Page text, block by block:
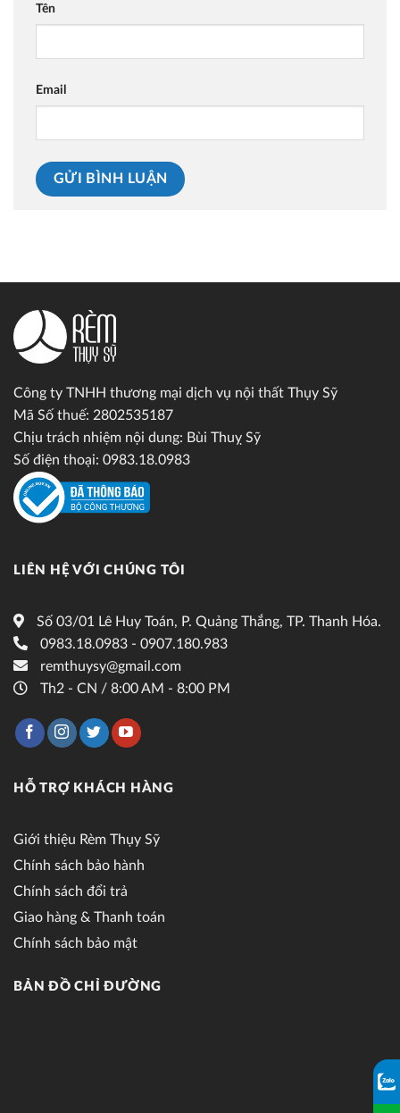
Tên
Email
Công ty TNHH thương mại dịch vụ nội thất Thụy Sỹ
Mã Số thuế: 2802535187
Chịu trách nhiệm nội dung: Bùi Thuỵ Sỹ
Số điện thoại: 0983.18.0983
LIÊN HỆ VỚI CHÚNG TÔI
Số 03/01 Lê Huy Toán, P. Quảng Thắng, TP. Thanh Hóa.
0983.18.0983 - 0907.180.983
remthuysy@gmail.com
Th2 - CN / 8:00 AM - 8:00 PM
HỖ TRỢ KHÁCH HÀNG
Giới thiệu Rèm Thụy Sỹ
Chính sách bảo hành
Chính sách đổi trả
Giao hàng & Thanh toán
Chính sách bảo mật
BẢN ĐỒ CHỈ ĐƯỜNG